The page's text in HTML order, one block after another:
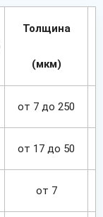
Толщина
(мкм)
от 7 до 250
от 17 до 50
от 7